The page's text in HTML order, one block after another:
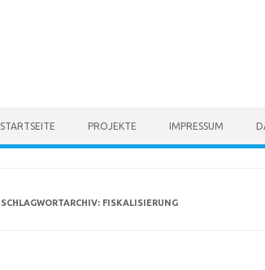
STARTSEITE PROJEKTE IMPRESSUM
SCHLAGWORTARCHIV: FISKALISIERUNG